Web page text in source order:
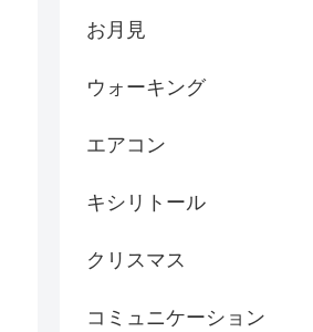
お月見
ウォーキング
エアコン
キシリトール
クリスマス
コミュニケーション